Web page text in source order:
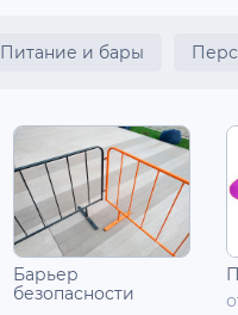
Питание и бары
Барьер
безопасности